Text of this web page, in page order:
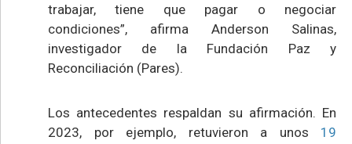
trabajar, tiene que pagar o negociar
condiciones”, afirma Anderson Salinas,
investigador de la Fundación Paz y
Reconciliación (Pares).
Los antecedentes respaldan su afirmación. En
2023, por ejemplo, retuvieron a unos 19